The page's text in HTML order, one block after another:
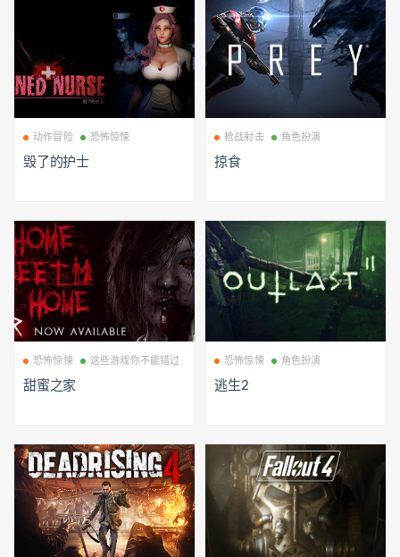
动作冒险 恐怖惊悚
毁了的护士
枪战射击 角色扮演
掠食
恐怖惊悚 这些游戏你不能错过
甜蜜之家
恐怖惊悚 角色扮演
逃生2